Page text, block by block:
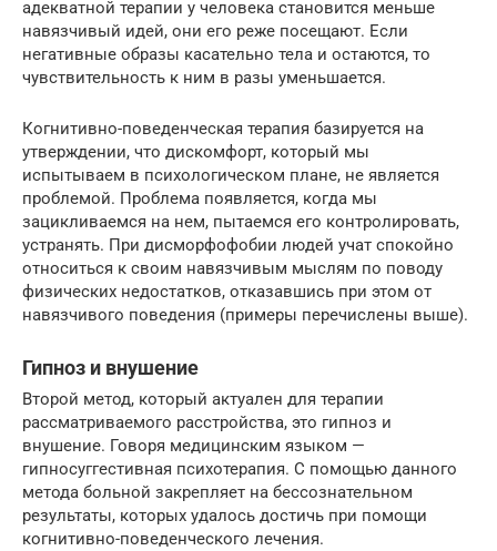
адекватной терапии у человека становится меньше
навязчивый идей, они его реже посещают. Если
негативные образы касательно тела и остаются, то
чувствительность к ним в разы уменьшается.
Когнитивно-поведенческая терапия базируется на
утверждении, что дискомфорт, который мы
испытываем в психологическом плане, не является
проблемой. Проблема появляется, когда мы
зацикливаемся на нем, пытаемся его контролировать,
устранять. При дисморфофобии людей учат спокойно
относиться к своим навязчивым мыслям по поводу
физических недостатков, отказавшись при этом от
навязчивого поведения (примеры перечислены выше).
Гипноз и внушение
Второй метод, который актуален для терапии
рассматриваемого расстройства, это гипноз и
внушение. Говоря медицинским языком —
гипносуггестивная психотерапия. С помощью данного
метода больной закрепляет на бессознательном
результаты, которых удалось достичь при помощи
когнитивно-поведенческого лечения.